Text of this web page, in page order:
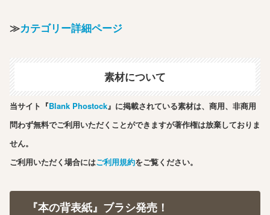
≫カテゴリー詳細ページ
素材について
当サイト『Blank Phostock』に掲載されている素材は、商用、非商用
問わず無料でご利用いただくことができますが著作権は放棄しておりま
せん。
ご利用いただく場合にはご利用規約をご覧ください。
『本の背表紙』ブラシ発売！